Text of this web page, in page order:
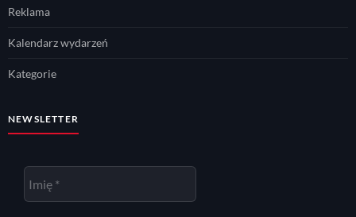
Reklama
Kalendarz wydarzeń
Kategorie
NEWSLETTER